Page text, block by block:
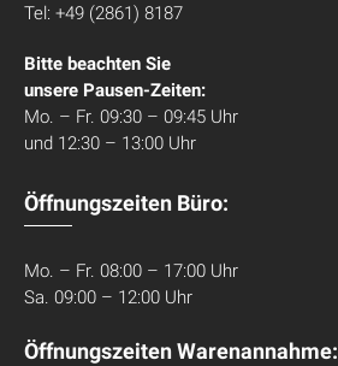
Tel: +49 (2861) 8187
Bitte beachten Sie
unsere Pausen-Zeiten:
Mo. – Fr. 09:30 – 09:45 Uhr
und 12:30 – 13:00 Uhr
Öffnungszeiten Büro:
Mo. – Fr. 08:00 – 17:00 Uhr
Sa. 09:00 – 12:00 Uhr
Öffnungszeiten Warenannahme: